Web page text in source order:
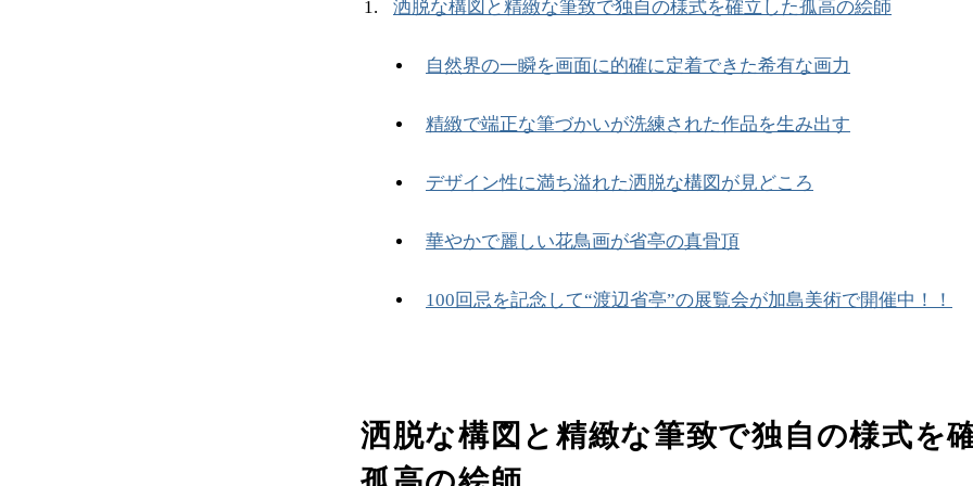
洒脱な構図と精緻な筆致で独自の様式を確立した孤高の絵師
自然界の一瞬を画面に的確に定着できた希有な画力
精緻で端正な筆づかいが洗練された作品を生み出す
デザイン性に満ち溢れた洒脱な構図が見どころ
華やかで麗しい花鳥画が省亭の真骨頂
100回忌を記念して“渡辺省亭”の展覧会が加島美術で開催中！！
洒脱な構図と精緻な筆致で独自の様式を